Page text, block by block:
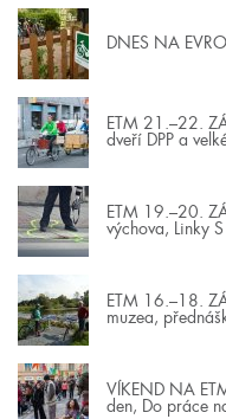
DNES NA
ETM 21.–22.
dveří DPP a
ETM 19.–20.
výchova, Linky
ETM 16.–18.
muzea,
VÍKEND NA
den, Do práce